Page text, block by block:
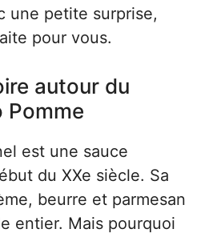
une petite surprise,
pour vous.
autour du
Pomme
est une sauce
du XXe siècle. Sa
beurre et parmesan
entier. Mais pourquoi